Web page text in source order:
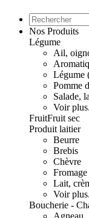
Nos Produits
Légume
Ail,
Légume
Pomme
Salade,
Voir
FruitFruit sec
Produit laitier
Beurre
Brebis
Chèvre
Lait,
Voir
Boucherie -
Agneau